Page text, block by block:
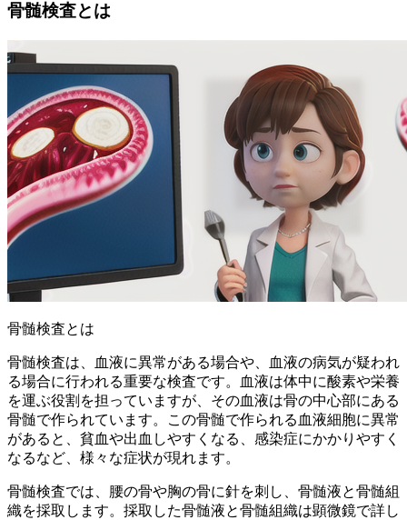
骨髄検査とは
骨髄検査とは
骨髄検査は、
血液に異常がある場合や、血液の病気が疑われ
る場合に行われる重要な検査です。血液は体中に酸素や栄養
を運ぶ役割を担っていますが、その血液は骨の中心部にある
骨髄で作られています。この骨髄で作られる血液細胞に異常
があると、貧血や出血しやすくなる、感染症にかかりやすく
なるなど、様々な症状が現れます。
骨髄検査では、 腰の骨や胸の骨に針を刺し、骨髄液と骨髄組
織を採取します。採取した骨髄液と骨髄組織は顕微鏡で詳し